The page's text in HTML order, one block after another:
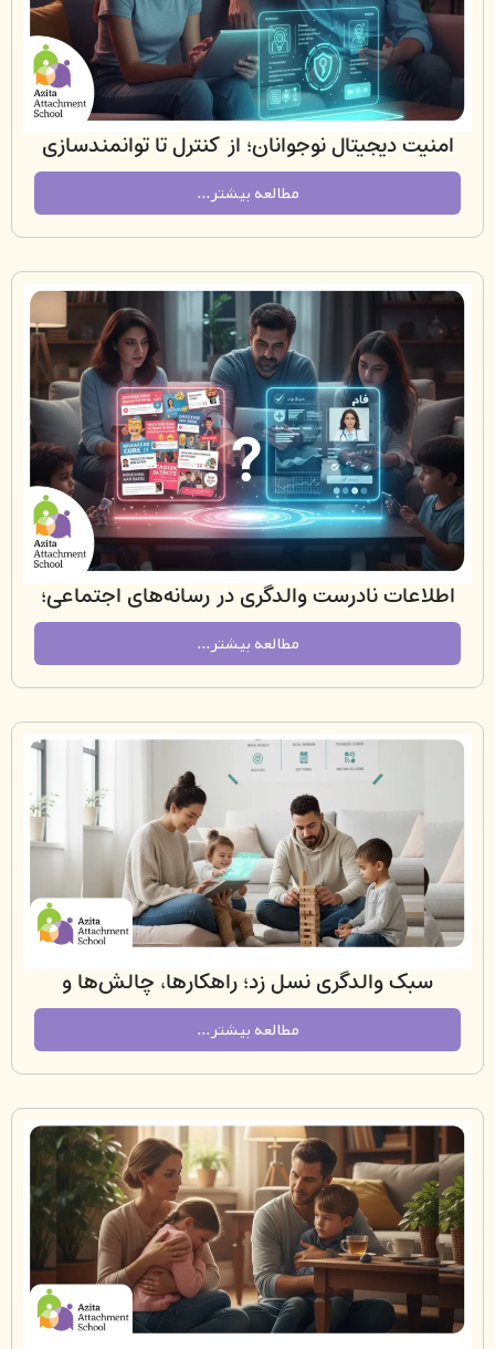
دیجیتال نوجوانان؛ از کنترل تا توانمندسازی
مطالعه بیشتر...
نادرست والدگری در رسانه‌های اجتماعی؛
چگونه میان شایعه و علم تمایز بگذاریم؟
مطالعه بیشتر...
والدگری نسل زد؛ راهکارها، چالش‌ها و
فرصت‌های جدید
مطالعه بیشتر...